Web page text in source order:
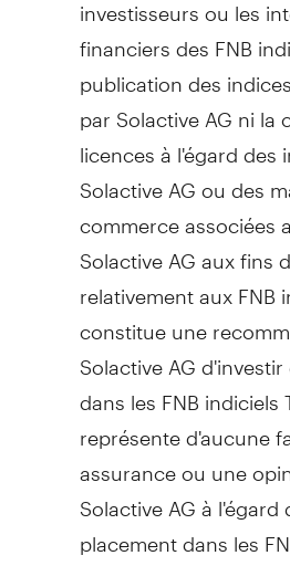
financiers des FNB
publication des
par Solactive AG ni la
licences à l'égard des
Solactive AG ou des
commerce associées
Solactive AG aux fins
relativement aux FNB
constitue une
Solactive AG
dans les FNB indiciels
représente d'aucune
assurance ou une
Solactive AG à
placement dans les